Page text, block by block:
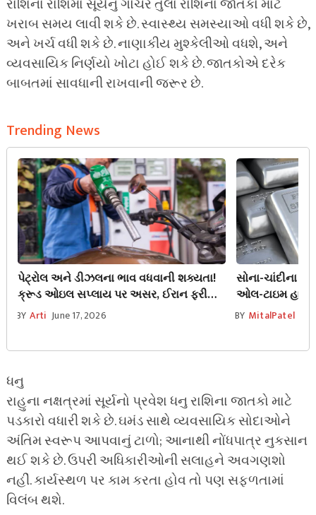
રાશિના રાશિમાં સૂર્યનું ગોચર તુલા રાશિના જાતકો માટે
ખરાબ સમય લાવી શકે છે. સ્વાસ્થ્ય સમસ્યાઓ વધી શકે છે,
અને ખર્ચ વધી શકે છે. નાણાકીય મુશ્કેલીઓ વધશે, અને
વ્યવસાયિક નિર્ણયો ખોટા હોઈ શકે છે. જાતકોએ દરેક
બાબતમાં સાવધાની રાખવાની જરૂર છે.
Trending News
પેટ્રોલ અને ડીઝલના ભાવ વધવાની શક્યતા!
ક્રૂડ ઓઇલ સપ્લાય પર અસર, ઈરાન ફરી
નારાજ
BY Arti June 17, 2026
સોના-ચાંદીના
ઓલ-ટાઇમ હાઇથી
લાખ સુધી સસ્તી!
BY MitalPatel
ધનુ
રાહુના નક્ષત્રમાં સૂર્યનો પ્રવેશ ધનુ રાશિના જાતકો માટે
પડકારો વધારી શકે છે. ઘમંડ સાથે વ્યવસાયિક સોદાઓને
અંતિમ સ્વરૂપ આપવાનું ટાળો; આનાથી નોંધપાત્ર નુકસાન
થઈ શકે છે. ઉપરી અધિકારીઓની સલાહને અવગણશો
નહીં. કાર્યસ્થળ પર કામ કરતા હોવ તો પણ સફળતામાં
વિલંબ થશે.